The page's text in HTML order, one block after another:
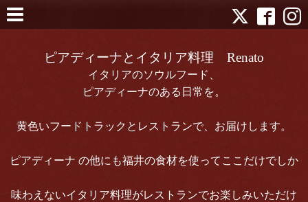
ピアディーナとイタリア料理 Renato
イタリアのソウルフード、
ピアディーナのある日常を。
黄色いフードトラックとレストランで、お届けします。
ピアディーナ の他にも福井の食材を使ってここだけでしか
味わえないイタリア料理がレストランでお楽しみいただけ